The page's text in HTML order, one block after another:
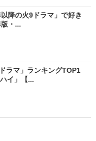
降の火9ドラマ」で好き
・...
ラマ」ランキングTOP1
イ」【...